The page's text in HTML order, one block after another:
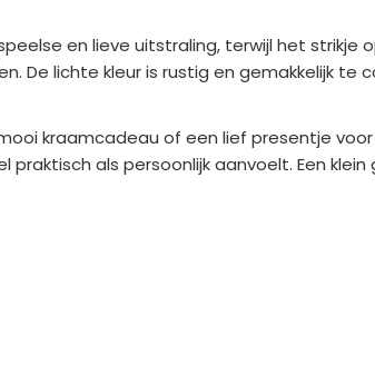
en lieve uitstraling, terwijl het strikje
De lichte kleur is rustig en gemakkelijk te
kraamcadeau of een lief presentje voor
als persoonlijk aanvoelt. Een